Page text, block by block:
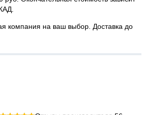
компания на ваш выбор. Доставка до
25%